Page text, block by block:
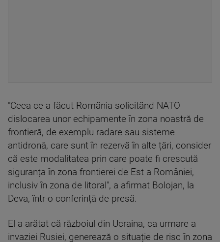
"Ceea ce a făcut România solicitând NATO
dislocarea unor echipamente în zona noastră de
frontieră, de exemplu radare sau sisteme
antidronă, care sunt în rezervă în alte țări, consider
că este modalitatea prin care poate fi crescută
siguranța în zona frontierei de Est a României,
inclusiv în zona de litoral", a afirmat Bolojan, la
Deva, într-o conferință de presă.
El a arătat că războiul din Ucraina, ca urmare a
invaziei Rusiei, generează o situație de risc în zona